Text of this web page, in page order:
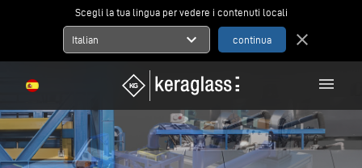
Scegli la tua lingua per vedere i contenuti locali
Italian expand_more close
menu